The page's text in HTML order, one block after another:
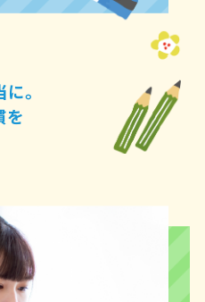
。
を